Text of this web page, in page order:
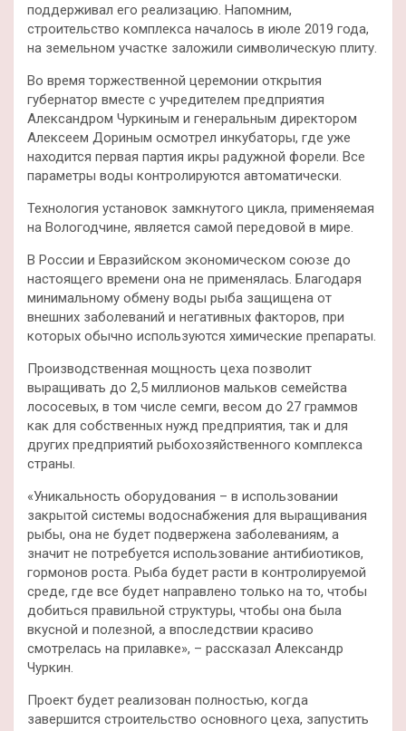
поддерживал его реализацию. Напомним,
строительство комплекса началось в июле 2019 года,
на земельном участке заложили символическую плиту.
Во время торжественной церемонии открытия
губернатор вместе с учредителем предприятия
Александром Чуркиным и генеральным директором
Алексеем Дориным осмотрел инкубаторы, где уже
находится первая партия икры радужной форели. Все
параметры воды контролируются автоматически.
Технология установок замкнутого цикла, применяемая
на Вологодчине, является самой передовой в мире.
В России и Евразийском экономическом союзе до
настоящего времени она не применялась. Благодаря
минимальному обмену воды рыба защищена от
внешних заболеваний и негативных факторов, при
которых обычно используются химические препараты.
Производственная мощность цеха позволит
выращивать до 2,5 миллионов мальков семейства
лососевых, в том числе семги, весом до 27 граммов
как для собственных нужд предприятия, так и для
других предприятий рыбохозяйственного комплекса
страны.
«Уникальность оборудования – в использовании
закрытой системы водоснабжения для выращивания
рыбы, она не будет подвержена заболеваниям, а
значит не потребуется использование антибиотиков,
гормонов роста. Рыба будет расти в контролируемой
среде, где все будет направлено только на то, чтобы
добиться правильной структуры, чтобы она была
вкусной и полезной, а впоследствии красиво
смотрелась на прилавке», – рассказал Александр
Чуркин.
Проект будет реализован полностью, когда
завершится строительство основного цеха, запустить